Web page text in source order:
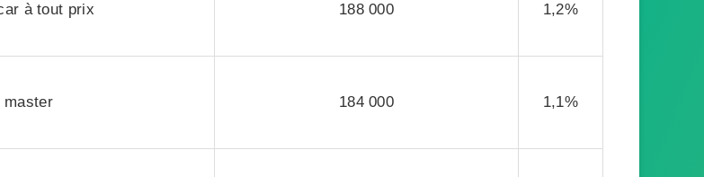
à tout prix 188 000 1,2%
master 184 000 1,1%